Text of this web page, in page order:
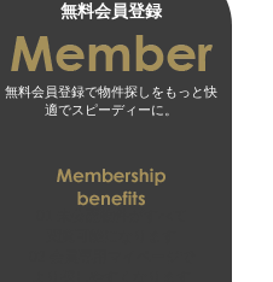
無料会員登録
無料会員登録で物件探しをもっと快
適でスピーディーに。